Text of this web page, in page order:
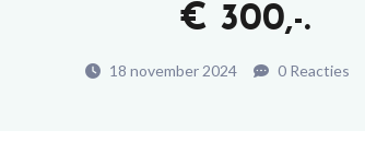
€ 300,-.
18 november 2024 0 Reacties